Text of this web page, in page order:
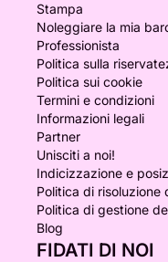
Stampa
Noleggiare la mia
Professionista
Politica sulla
Politica sui cookie
Termini e condizioni
Informazioni legali
Partner
Unisciti a noi!
Indicizzazione e
Politica di risoluzione
Politica di gestione
Blog
FIDATI DI NOI